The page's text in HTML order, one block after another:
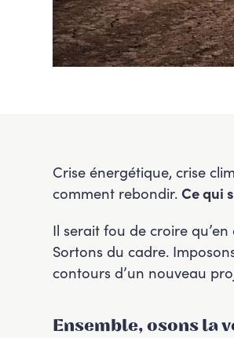
Crise énergétique, crise
comment rebondir.Ce qui
Il serait fou de croire
Sortons du cadre.
contours d’un nouveau
Ensemble, osons la